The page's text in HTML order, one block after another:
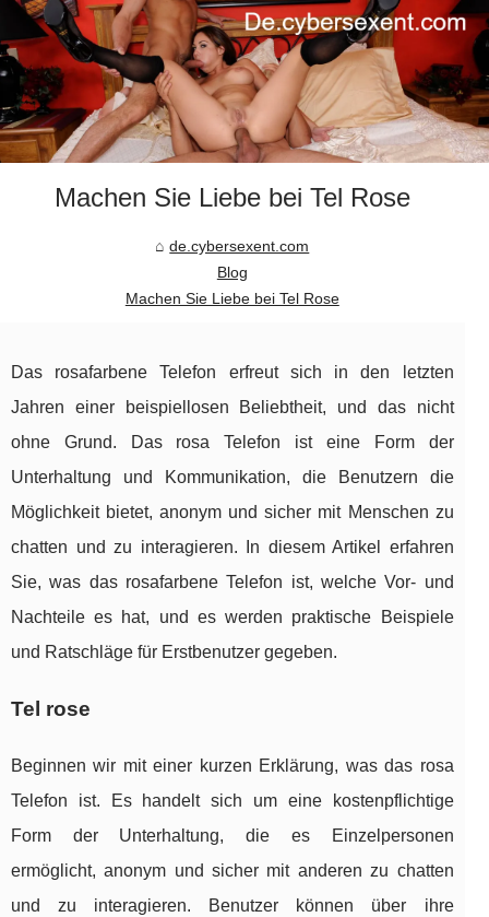
Machen Sie Liebe bei Tel Rose
de.cybersexent.com
Blog
Machen Sie Liebe bei Tel Rose
Das rosafarbene Telefon erfreut sich in den letzten
Jahren einer beispiellosen Beliebtheit, und das nicht
ohne Grund. Das rosa Telefon ist eine Form der
Unterhaltung und Kommunikation, die Benutzern die
Möglichkeit bietet, anonym und sicher mit Menschen zu
chatten und zu interagieren. In diesem Artikel erfahren
Sie, was das rosafarbene Telefon ist, welche Vor- und
Nachteile es hat, und es werden praktische Beispiele
und Ratschläge für Erstbenutzer gegeben.
Tel rose
Beginnen wir mit einer kurzen Erklärung, was das rosa
Telefon ist. Es handelt sich um eine kostenpflichtige
Form der Unterhaltung, die es Einzelpersonen
ermöglicht, anonym und sicher mit anderen zu chatten
und zu interagieren. Benutzer können über ihre